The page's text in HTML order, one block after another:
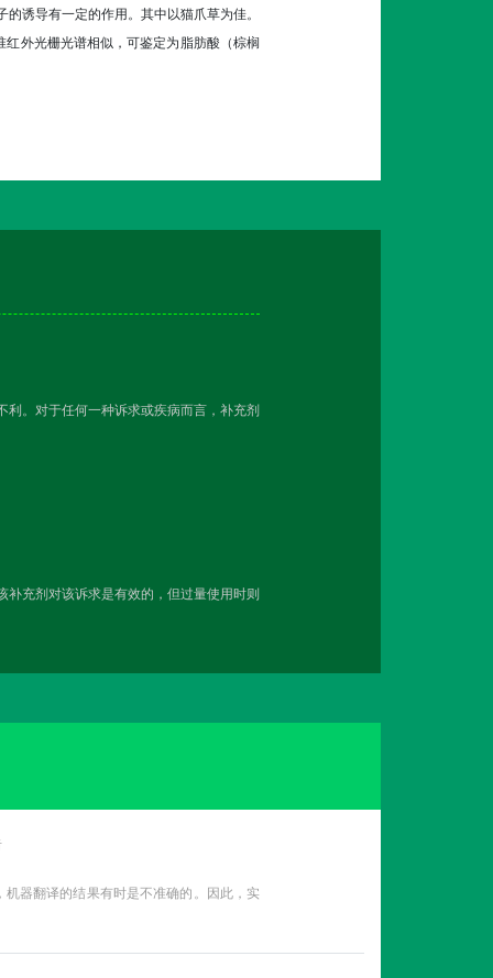
诱导有一定的作用。其中以猫爪草为佳。
外光栅光谱相似，可鉴定为脂肪酸（棕榈
利。对于任何一种诉求或疾病而言，补充剂
补充剂对该诉求是有效的，但过量使用时则
器翻译的结果有时是不准确的。因此，实